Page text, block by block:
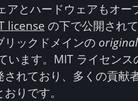
とハードウェアもオー
license の下で公開され
ックドメインの
います。MIT ライセンス
れており、多くの貢献
りです。